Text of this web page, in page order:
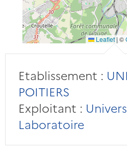
Leaflet | ©
Etablissement :
POITIERS
Exploitant :
Laboratoire